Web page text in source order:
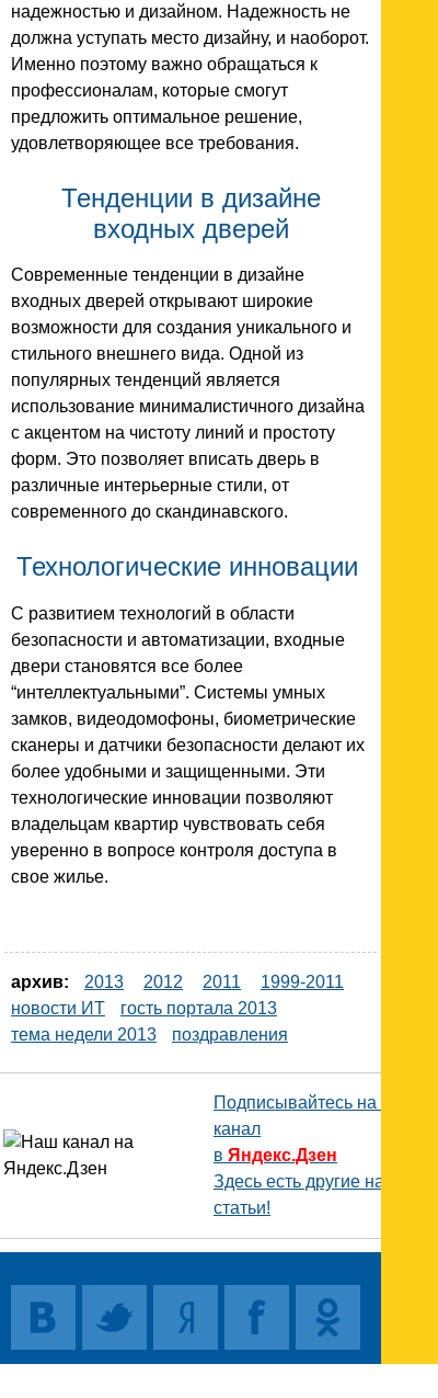
надежностью и дизайном. Надежность не
должна уступать место дизайну, и наоборот.
Именно поэтому важно обращаться к
профессионалам, которые смогут
предложить оптимальное решение,
удовлетворяющее все требования.
Тенденции в дизайне
входных дверей
Современные тенденции в дизайне
входных дверей открывают широкие
возможности для создания уникального и
стильного внешнего вида. Одной из
популярных тенденций является
использование минималистичного дизайна
с акцентом на чистоту линий и простоту
форм. Это позволяет вписать дверь в
различные интерьерные стили, от
современного до скандинавского.
Технологические инновации
С развитием технологий в области
безопасности и автоматизации, входные
двери становятся все более
“интеллектуальными”. Системы умных
замков, видеодомофоны, биометрические
сканеры и датчики безопасности делают их
более удобными и защищенными. Эти
технологические инновации позволяют
владельцам квартир чувствовать себя
уверенно в вопросе контроля доступа в
свое жилье.
архив: 2013 2012 2011
1999-2011
новости ИТ
гость портала 2013
тема недели 2013
поздравления
Подписывайтесь на наш
канал
в Яндекс.Дзен
Здесь есть другие наши
статьи!